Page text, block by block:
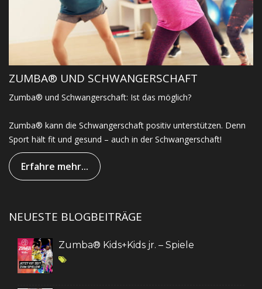
ZUMBA® UND SCHWANGERSCHAFT
Zumba® und Schwangerschaft: Ist das möglich?
Zumba® kann die Schwangerschaft positiv unterstützen. Denn
Sport hält fit und gesund – auch in der Schwangerschaft!
Erfahre mehr...
NEUESTE BLOGBEITRÄGE
Zumba® Kids+Kids jr. – Spiele